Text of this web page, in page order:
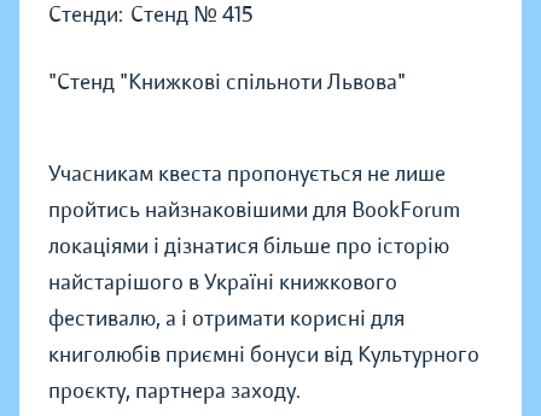
Стенди: Стенд № 415
"Стенд "Книжкові спільноти Львова"
Учасникам квеста пропонується не лише
пройтись найзнаковішими для BookForum
локаціями і дізнатися більше про історію
найстарішого в Україні книжкового
фестивалю, а і отримати корисні для
книголюбів приємні бонуси від Культурного
проєкту, партнера заходу.